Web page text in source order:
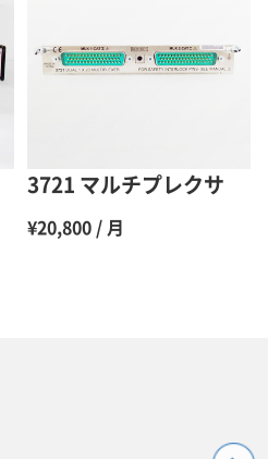
3721 マルチプレクサ
¥20,800 / 月